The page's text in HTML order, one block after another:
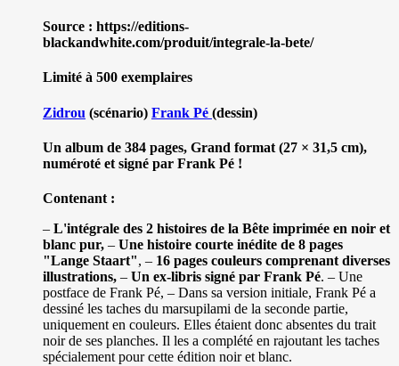
Source : https://editions-
blackandwhite.com/produit/integrale-la-bete/
Limité à 500 exemplaires
Zidrou (scénario) Frank Pé (dessin)
Un album de 384 pages, Grand format (27 × 31,5 cm),
numéroté et signé par Frank Pé !
Contenant :
– L'intégrale des 2 histoires de la Bête imprimée en noir et
blanc pur, – Une histoire courte inédite de 8 pages
"Lange Staart", – 16 pages couleurs comprenant diverses
illustrations, – Un ex-libris signé par Frank Pé. – Une
postface de Frank Pé, – Dans sa version initiale, Frank Pé a
dessiné les taches du marsupilami de la seconde partie,
uniquement en couleurs. Elles étaient donc absentes du trait
noir de ses planches. Il les a complété en rajoutant les taches
spécialement pour cette édition noir et blanc.